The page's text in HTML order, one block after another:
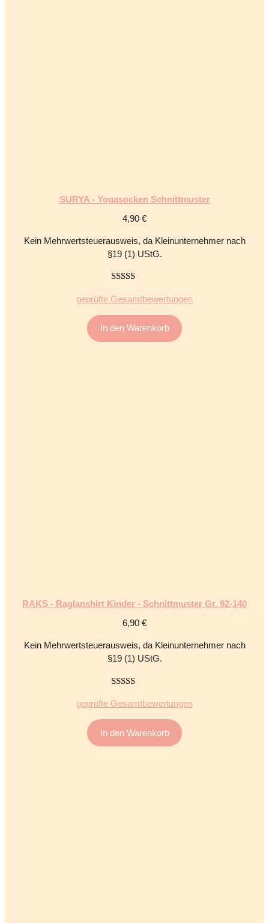
SURYA - Yogasocken Schnittmuster
4,90 €
Kein Mehrwertsteuerausweis, da Kleinunternehmer nach
§19 (1) UStG.
geprüfte Gesamtbewertungen
In den Warenkorb
RAKS - Raglanshirt Kinder - Schnittmuster Gr. 92-140
6,90 €
Kein Mehrwertsteuerausweis, da Kleinunternehmer nach
§19 (1) UStG.
geprüfte Gesamtbewertungen
In den Warenkorb